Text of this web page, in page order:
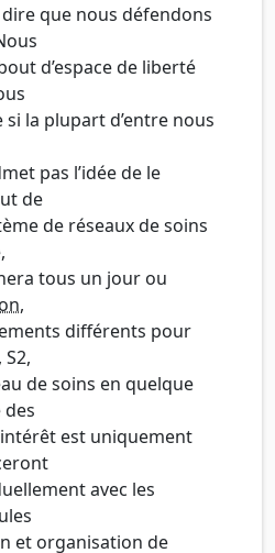
que nous défendons
d’espace de liberté
si la plupart d’entre nous
pas l’idée de le
de
de réseaux de soins
tous un jour ou
,
différents pour
de soins en quelque
est uniquement
avec les
et organisation de